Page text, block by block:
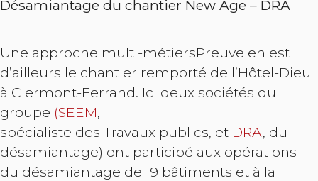
Désamiantage du chantier New Age – DRA
Une approche multi-métiersPreuve en est
d’ailleurs le chantier remporté de l’Hôtel-Dieu
à Clermont-Ferrand. Ici deux sociétés du
groupe (SEEM,
spécialiste des Travaux publics, et DRA, du
désamiantage) ont participé aux opérations
du désamiantage de 19 bâtiments et à la